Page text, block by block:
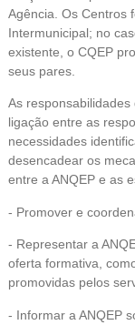
Agência. Os Centros
Intermunicipal; no
existente, o CQEP
seus pares.
As
ligação entre as
necessidades
desencadear os
entre a ANQEP e as
- Promover e
- Representar a
oferta formativa,
promovidas pelos
- Informar a ANQEP